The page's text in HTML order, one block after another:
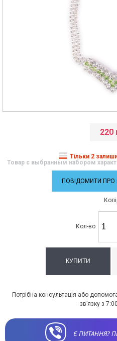
220
Тільки 2
Товар с выбранным набором
ПОВІДОМИТИ
Кол-во:
Потрібна консультація або
зв’язку з
Є ПИТАННЯ?